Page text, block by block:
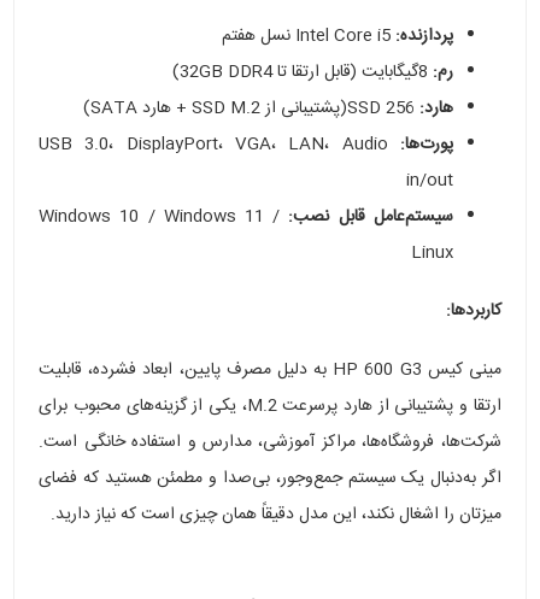
پردازنده: Intel Core i5 نسل هفتم
رم:
هارد:
پورت‌ها: USB 3.0، DisplayPort، VGA، LAN، Audio
in/out
سیستم‌عامل قابل نصب: Windows 10 / Windows 11 /
Linux
کاربردها:
مینی کیس HP 600 G3 به دلیل مصرف پایین، ابعاد فشرده، قابلیت
ارتقا و پشتیبانی از هارد پرسرعت M.2، یکی از گزینه‌های محبوب برای
شرکت‌ها، فروشگاه‌ها، مراکز آموزشی، مدارس و استفاده خانگی است.
اگر به‌دنبال یک سیستم جمع‌وجور، بی‌صدا و مطمئن هستید که فضای
میزتان را اشغال نکند، این مدل دقیقاً همان چیزی است که نیاز دارید.